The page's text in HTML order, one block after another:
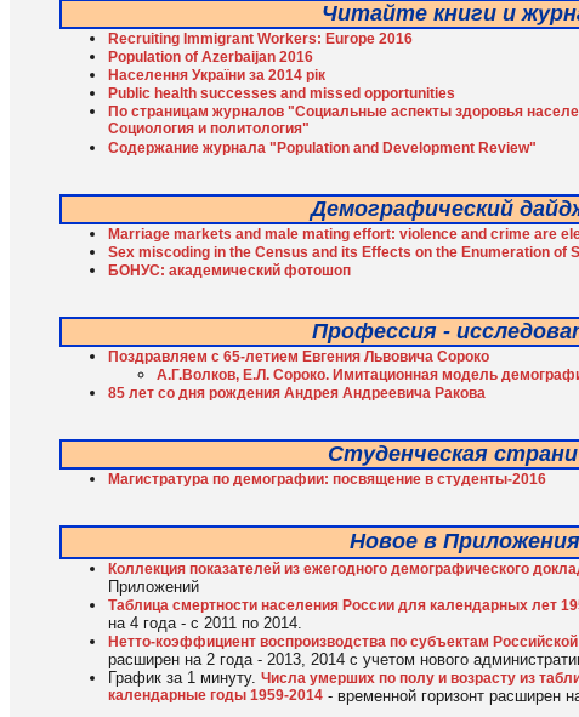
Читайте книги и
Recruiting Immigrant Workers: Europe 2016
Population of Azerbaijan 2016
Населення України за 2014 рік
Public health successes and missed opportunities
По страницам журналов "Социальные аспекты здоровья
Социология и политология"
Содержание журнала "Population and Development Review"
Демографический
Marriage markets and male mating effort: violence and crime are
Sex miscoding in the Census and its Effects on the Enumeration of
БОНУС: академический фотошоп
Профессия -
Поздравляем с 65-летием Евгения Львовича Сороко
А.Г.Волков, Е.Л. Сороко. Имитационная модель
85 лет со дня рождения Андрея Андреевича Ракова
Студенческая
Магистратура по демографии: посвящение в студенты-2016
Новое в
Коллекция показателей из ежегодного демографического
Приложений
Таблица смертности населения России для календарных лет
на 4 года - с 2011 по 2014.
Нетто-коэффициент воспроизводства по субъектам
расширен на 2 года - 2013, 2014 с учетом нового
График за 1 минуту. Числа умерших по полу и возрасту из
календарные годы 1959-2014 - временной горизонт расширен